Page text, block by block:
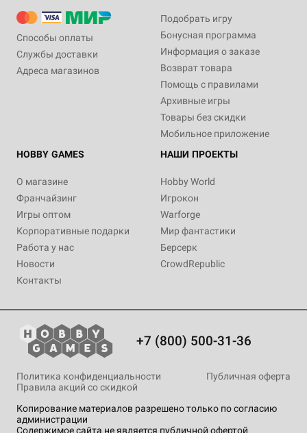
Способы оплаты
Службы доставки
Адреса магазинов
Подобрать игру
Бонусная программа
Информация о заказе
Возврат товара
Помощь с правилами
Архивные игры
Товары без скидки
Мобильное приложение
HOBBY GAMES
О магазине
Франчайзинг
Игры оптом
Корпоративные подарки
Работа у нас
Новости
Контакты
НАШИ ПРОЕКТЫ
Hobby World
Игрокон
Warforge
Мир фантастики
Берсерк
CrowdRepublic
+7 (800) 500-31-36
Копирование материалов разрешено только по согласию
администрации
Содержимое сайта не является публичной офертой
Политика конфиденциальности
Публичная оферта
Правила акций со скидкой